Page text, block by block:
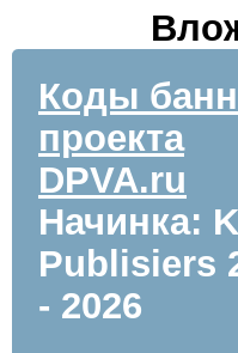
Коды
проекта
DPVA.ru
Начинка:
Publisiers
- 2026